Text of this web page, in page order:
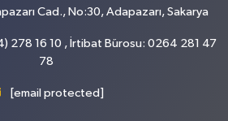
Cad., No:30, Adapazarı, Sakarya
278 16 10 , İrtibat Bürosu: 0264 281 47
78
[email protected]